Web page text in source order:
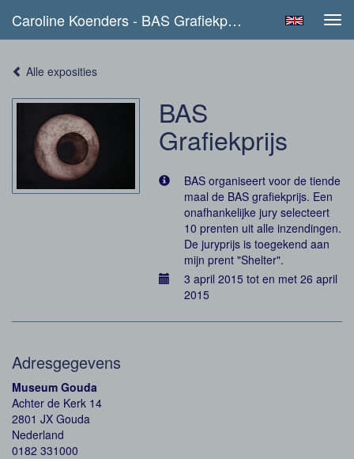
Caroline Koenders - BAS Grafiekprijs
Alle exposities
BAS
Grafiekprijs
BAS organiseert voor de tiende
maal de BAS grafiekprijs. Een
onafhankelijke jury selecteert
10 prenten uit alle inzendingen.
De juryprijs is toegekend aan
mijn prent "Shelter".
3 april 2015 tot en met 26 april
2015
Adresgegevens
Museum Gouda
Achter de Kerk 14
2801 JX Gouda
Nederland
0182 331000